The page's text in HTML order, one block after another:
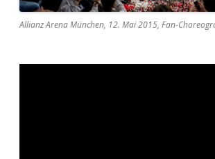
Allianz Arena München, 12. Mai 2015, Fan-